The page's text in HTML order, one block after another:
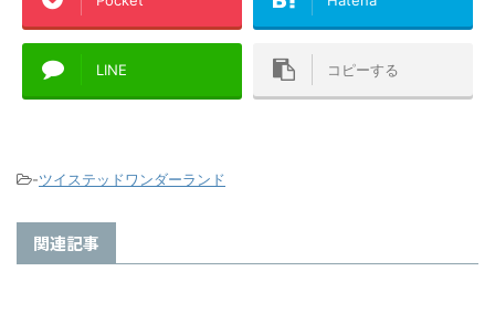
LINE コピーする
-ツイステッドワンダーランド
関連記事